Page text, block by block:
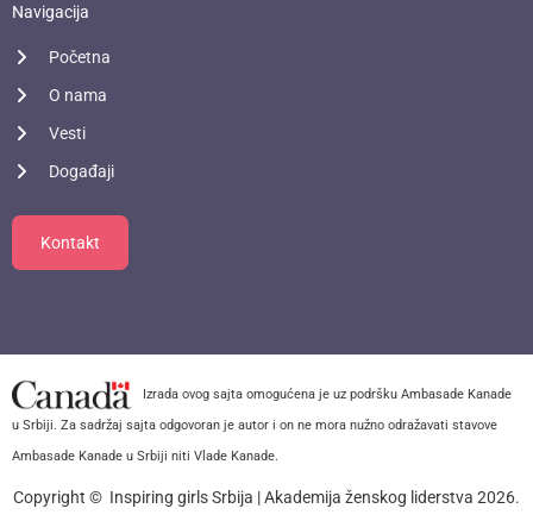
Navigacija
Početna
O nama
Vesti
Događaji
Kontakt
Izrada ovog sajta omogućena je uz podršku Ambasade Kanade
u Srbiji. Za sadržaj sajta odgovoran je autor i on ne mora nužno odražavati stavove
Ambasade Kanade u Srbiji niti Vlade Kanade.
Copyright © Inspiring girls Srbija | Akademija ženskog liderstva 2026.